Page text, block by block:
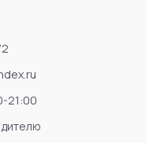
21:00